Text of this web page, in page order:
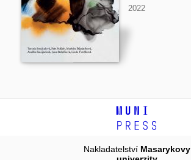
2022
Nakladatelství Masarykovy